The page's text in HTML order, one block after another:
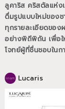
ลูคาริส คริสตัลแห่ง
ดื่มรูปแบบใหม่ของ
ทุกรายละเอียดขอ
อย่างพิถีพิถัน เพื่อใ
โจทย์ผู้ที่ชื่นชอบในก
Lucaris